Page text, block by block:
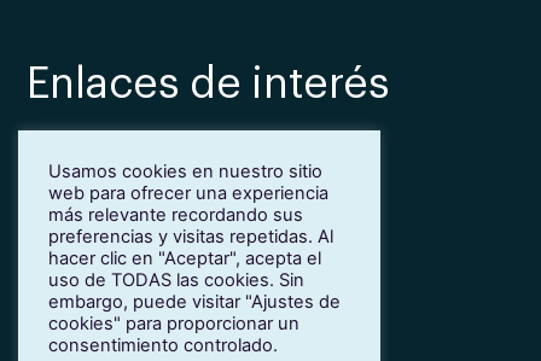
Enlaces de interés
Inmersión lingüística de inglés en Girona
Más idiomas para empresas
Blog
Contacto
Trabaja con nosotros
Política de privacidad
Usamos cookies en nuestro sitio
web para ofrecer una experiencia
más relevante recordando sus
preferencias y visitas repetidas. Al
hacer clic en "Aceptar", acepta el
uso de TODAS las cookies. Sin
embargo, puede visitar "Ajustes de
cookies" para proporcionar un
consentimiento controlado.